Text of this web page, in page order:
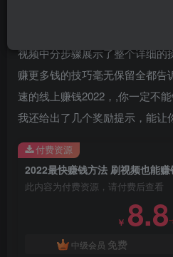
钱2022，每100个视频赚400美
视频中分步骤展示了整个详细的
赚更多钱的技巧毫无保留全都
速的线上赚钱2022，,你一定不
我还给出了几个奖励提示，能让
此内容为付费资源，请付费后查看
￥ 8.8
中级会员 免费
付费资源